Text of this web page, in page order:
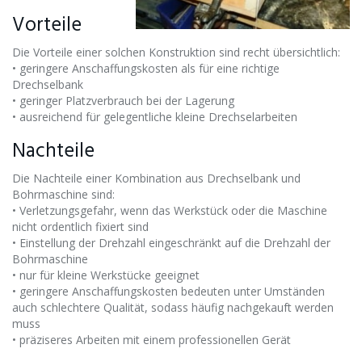
Vorteile
Die Vorteile einer solchen Konstruktion sind recht übersichtlich:
• geringere Anschaffungskosten als für eine richtige
Drechselbank
• geringer Platzverbrauch bei der Lagerung
• ausreichend für gelegentliche kleine Drechselarbeiten
Nachteile
Die Nachteile einer Kombination aus Drechselbank und
Bohrmaschine sind:
• Verletzungsgefahr, wenn das Werkstück oder die Maschine
nicht ordentlich fixiert sind
• Einstellung der Drehzahl eingeschränkt auf die Drehzahl der
Bohrmaschine
• nur für kleine Werkstücke geeignet
• geringere Anschaffungskosten bedeuten unter Umständen
auch schlechtere Qualität, sodass häufig nachgekauft werden
muss
• präziseres Arbeiten mit einem professionellen Gerät